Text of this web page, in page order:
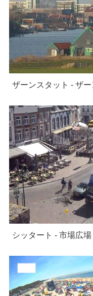
ザーンスタット - ザ
シッタート - 市場広場